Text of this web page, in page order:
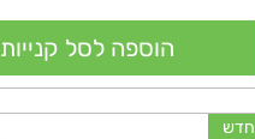
הוספה לסל קנייות
חדש